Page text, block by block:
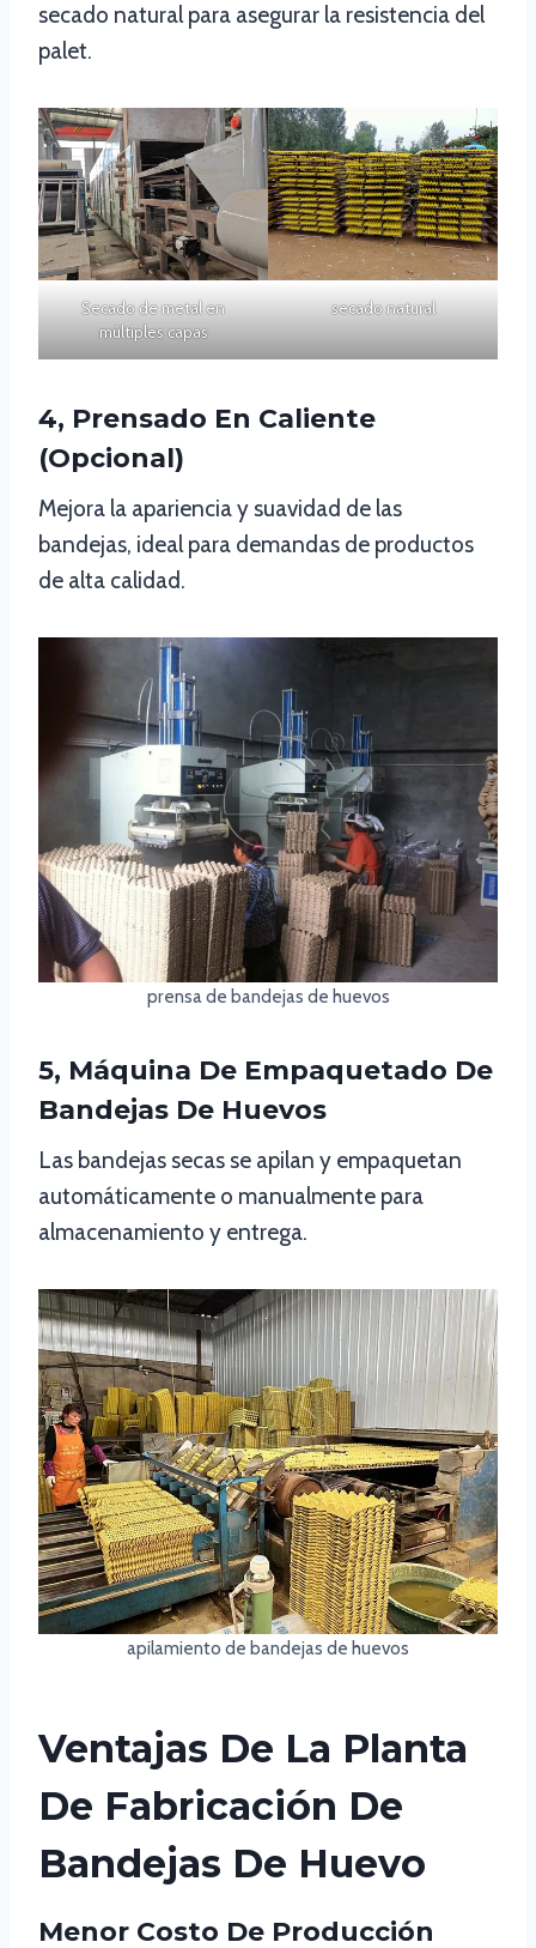
secado natural para asegurar la resistencia del
palet.
Secado de metal en
múltiples capas
secado natural
4, Prensado En Caliente
(Opcional)
Mejora la apariencia y suavidad de las
bandejas, ideal para demandas de productos
de alta calidad.
prensa de bandejas de huevos
5, Máquina De Empaquetado De
Bandejas De Huevos
Las bandejas secas se apilan y empaquetan
automáticamente o manualmente para
almacenamiento y entrega.
apilamiento de bandejas de huevos
Ventajas De La Planta
De Fabricación De
Bandejas De Huevo
Menor Costo De Producción